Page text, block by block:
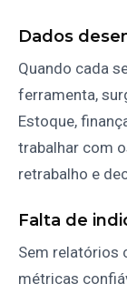
Dados
Quando cada
ferramenta,
Estoque,
trabalhar com
retrabalho e
Falta de
Sem relatórios
métricas